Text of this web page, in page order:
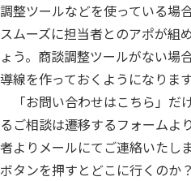
調整ツールなどを使っている場
スムーズに担当者とのアポが組
ょう。商談調整ツールがない場
導線を作っておくようになります
「お問い合わせはこちら」だ
るご相談は遷移するフォームよ
者よりメールにてご連絡いたし
ボタンを押すとどこに行くのか